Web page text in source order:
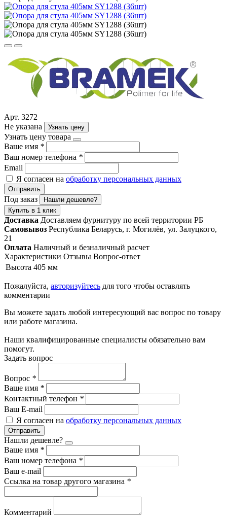
Арт. 3272
Не указана
Узнать цену
Узнать цену товара
Ваше имя *
Ваш номер телефона *
Email
Я согласен на обработку персональных данных
Отправить
Под заказ
Нашли дешевле?
Купить в 1 клик
Доставка Доставляем фурнитуру по всей территории РБ
Самовывоз Республика Беларусь, г. Могилёв, ул. Залуцкого,
21
Оплата Наличный и безналичный расчет
Характеристики Отзывы Вопрос-ответ
Высота 405 мм
Пожалуйста, авторизуйтесь для того чтобы оставлять
комментарии
Вы можете задать любой интересующий вас вопрос по товару
или работе магазина.
Наши квалифицированные специалисты обязательно вам
помогут.
Задать вопрос
Вопрос *
Ваше имя *
Контактный телефон *
Ваш E-mail
Я согласен на обработку персональных данных
Отправить
Нашли дешевле?
Ваше имя *
Ваш номер телефона *
Ваш e-mail
Ссылка на товар другого магазина *
Комментарий